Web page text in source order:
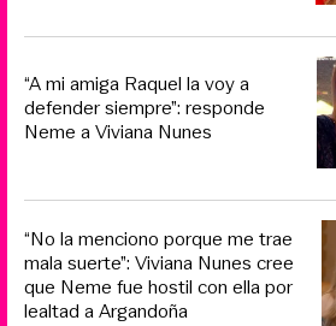
“A mi amiga Raquel la voy a
defender siempre”: responde
Neme a Viviana Nunes
“No la menciono porque me trae
mala suerte”: Viviana Nunes cree
que Neme fue hostil con ella por
lealtad a Argandoña